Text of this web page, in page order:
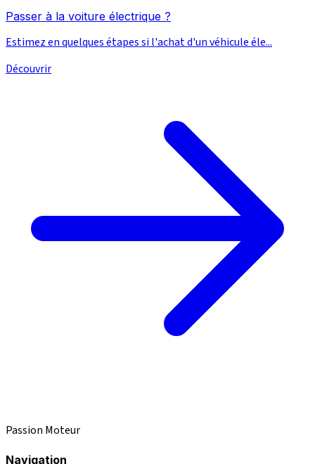
Passer à la voiture électrique ?
Estimez en quelques étapes si l'achat d'un véhicule éle...
Découvrir
Passion Moteur
Navigation